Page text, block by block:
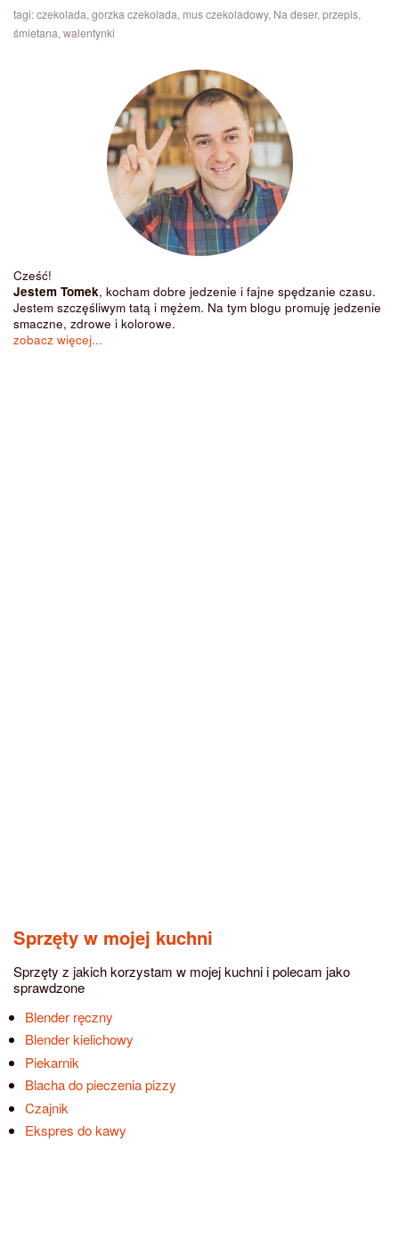
tagi:czekolada,gorzka czekolada, mus czekoladowy, Na deser,przepis,
śmietana,walentynki
Cześć!
Jestem Tomek, kocham dobre jedzenie i fajne spędzanie czasu.
Jestem szczęśliwym tatą i mężem. Na tym blogu promuję jedzenie
smaczne, zdrowe i kolorowe.
zobacz więcej...
Sprzęty w mojej kuchni
Sprzęty z jakich korzystam w mojej kuchni i polecam jako
sprawdzone
Blender ręczny
Blender kielichowy
Piekarnik
Blacha do pieczenia pizzy
Czajnik
Ekspres do kawy